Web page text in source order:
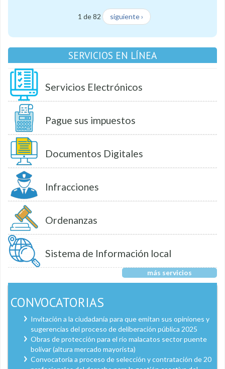
1 de 82 siguiente ›
SERVICIOS EN LÍNEA
Servicios Electrónicos
Pague sus impuestos
Documentos Digitales
Infracciones
Ordenanzas
Sistema de Información local
más servicios
CONVOCATORIAS
Invitación a la ciudadanía para que emitan sus opiniones y
sugerencias del proceso de deliberación pública 2025
Obras de protección para el río malacatos sector puente
bolívar (altura mercado mayorista)
Convocatoria a proceso de selección y contratación de 20